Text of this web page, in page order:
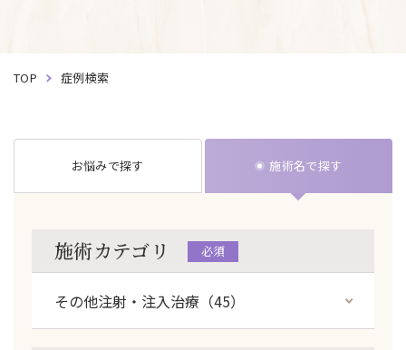
TOP 症例検索
お悩みで探す 施術名で探す
施術カテゴリ 必須